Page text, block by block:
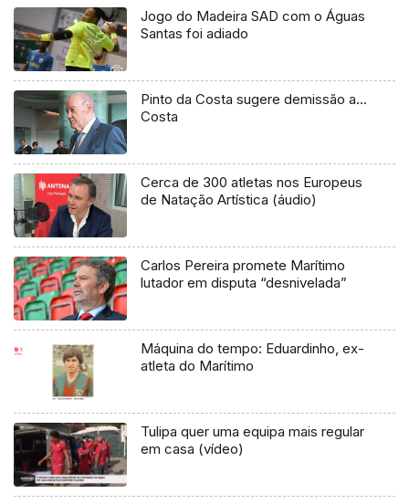
Jogo do Madeira SAD com o Águas
Santas foi adiado
Pinto da Costa sugere demissão a…
Costa
Cerca de 300 atletas nos Europeus
de Natação Artística (áudio)
Carlos Pereira promete Marítimo
lutador em disputa “desnivelada”
Máquina do tempo: Eduardinho, ex-
atleta do Marítimo
Tulipa quer uma equipa mais regular
em casa (vídeo)